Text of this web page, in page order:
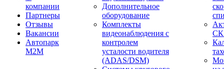
компании
Партнеры
Отзывы
Вакансии
Автопарк
М2М
Дополнительное
оборудование
Комплекты
видеонаблюдения с
контролем
усталости водителя
(ADAS/DSM)